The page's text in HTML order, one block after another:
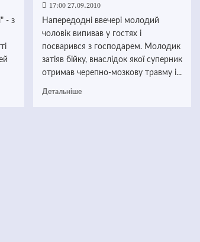
- з
17:00 27.09.2010
Напередодні ввечері молодий
чоловік випивав у гостях і
посварився з господарем. Молодик
затіяв бійку, внаслідок якої суперник
отримав черепно-мозкову травму і...
Детальніше